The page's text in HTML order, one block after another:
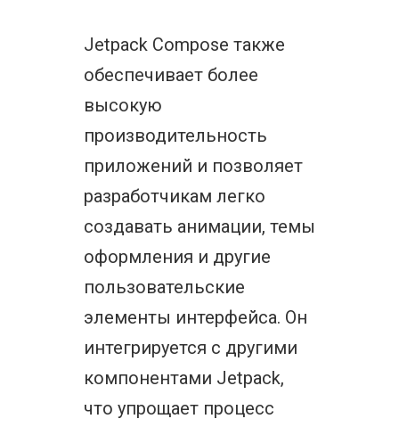
Jetpack Compose также
обеспечивает более
высокую
производительность
приложений и позволяет
разработчикам легко
создавать анимации, темы
оформления и другие
пользовательские
элементы интерфейса. Он
интегрируется с другими
компонентами Jetpack,
что упрощает процесс